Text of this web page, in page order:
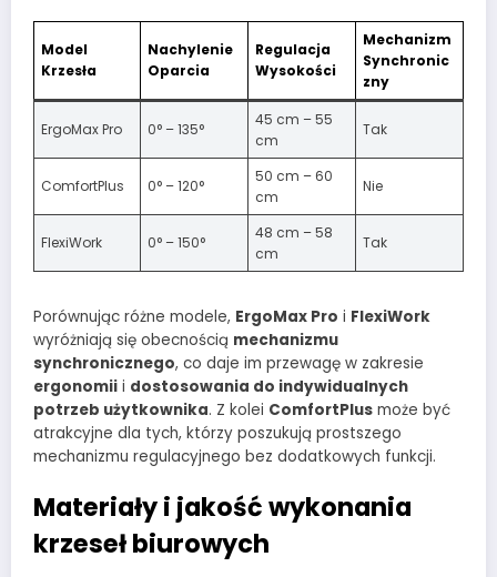
Model
Krzesła
Nachylenie
Oparcia
Regulacja
Wysokości
Mechanizm
Synchronic
zny
ErgoMax Pro 0° – 135°
45 cm – 55
cm
Tak
ComfortPlus 0° – 120°
50 cm – 60
cm
Nie
FlexiWork 0° – 150°
48 cm – 58
cm
Tak
Porównując różne modele, ErgoMax Pro i FlexiWork
wyróżniają się obecnością mechanizmu
synchronicznego, co daje im przewagę w zakresie
ergonomii i dostosowania do indywidualnych
potrzeb użytkownika. Z kolei ComfortPlus może być
atrakcyjne dla tych, którzy poszukują prostszego
mechanizmu regulacyjnego bez dodatkowych funkcji.
Materiały i jakość wykonania
krzeseł biurowych